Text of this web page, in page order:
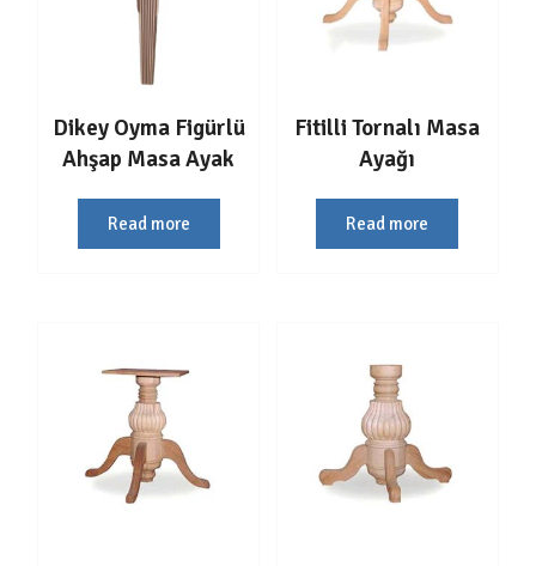
Dikey Oyma Figürlü
Ahşap Masa Ayak
Read more
Fitilli Tornalı Masa
Ayağı
Read more